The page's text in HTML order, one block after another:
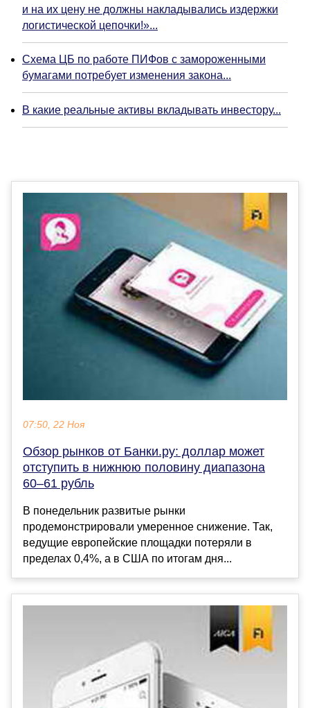
и на их цену не должны накладывались издержки
логистической цепочки!»...
Схема ЦБ по работе ПИФов с замороженными
бумагами потребует изменения закона...
В какие реальные активы вкладывать инвестору...
07:50, 22 Ноя
Обзор рынков от Банки.ру: доллар может
отступить в нижнюю половину диапазона
60–61 рубль
В понедельник развитые рынки
продемонстрировали умеренное снижение. Так,
ведущие европейские площадки потеряли в
пределах 0,4%, а в США по итогам дня...